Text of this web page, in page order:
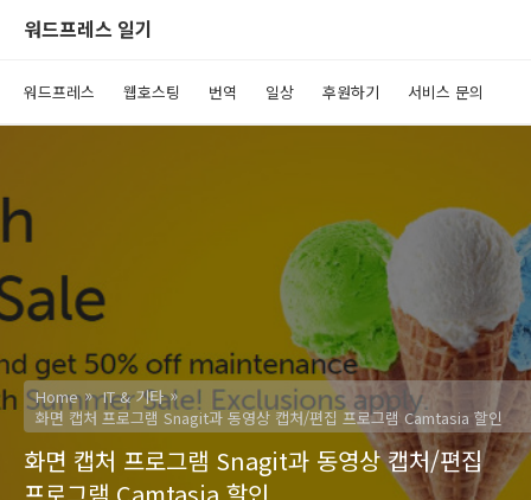
워드프레스 일기
워드프레스 웹호스팅 번역 일상 후원하기 서비스 문의
Home
IT & 기타
화면 캡처 프로그램 Snagit과 동영상 캡처/편집 프로그램 Camtasia 할인
화면 캡처 프로그램 Snagit과 동영상 캡처/편집